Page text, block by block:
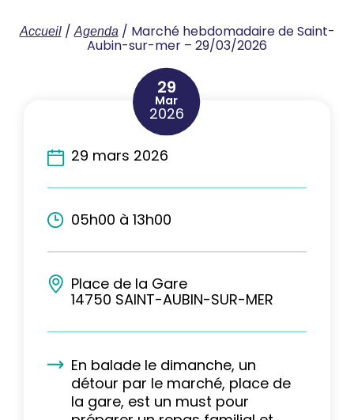
Accueil/Agenda/ Marché hebdomadaire de Saint-
Aubin-sur-mer – 29/03/2026
29
Mar
2026
29 mars 2026
05h00 à 13h00
Place de la Gare
14750 SAINT-AUBIN-SUR-MER
En balade le dimanche, un
détour par le marché, place de
la gare, est un must pour